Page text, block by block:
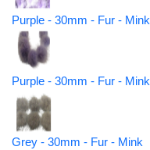
Purple - 30mm - Fur - Mink
Purple - 30mm - Fur - Mink
Grey - 30mm - Fur - Mink